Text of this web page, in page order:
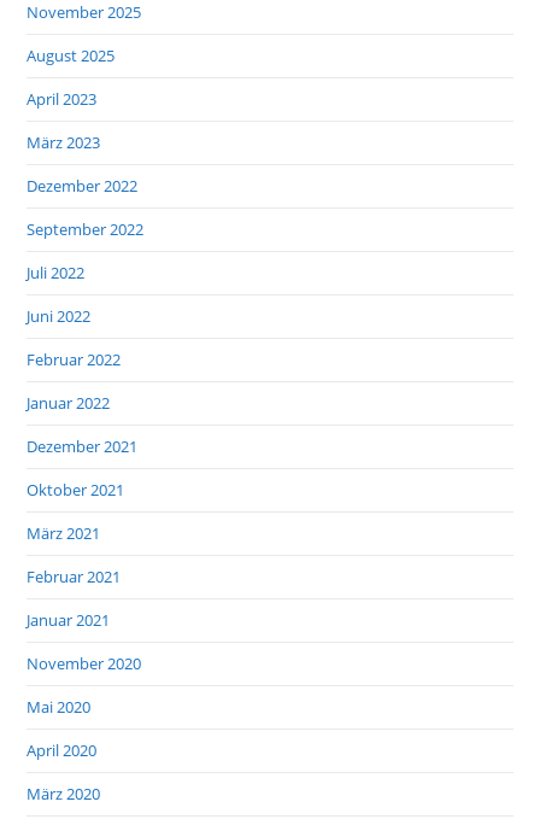
November 2025
August 2025
April 2023
März 2023
Dezember 2022
September 2022
Juli 2022
Juni 2022
Februar 2022
Januar 2022
Dezember 2021
Oktober 2021
März 2021
Februar 2021
Januar 2021
November 2020
Mai 2020
April 2020
März 2020